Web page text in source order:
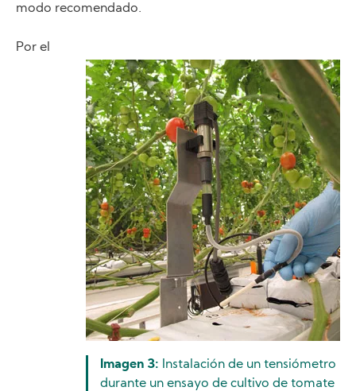
modo recomendado.
Image
Imagen 3: Instalación de un tensiómetro
durante un ensayo de cultivo de tomate
Por el